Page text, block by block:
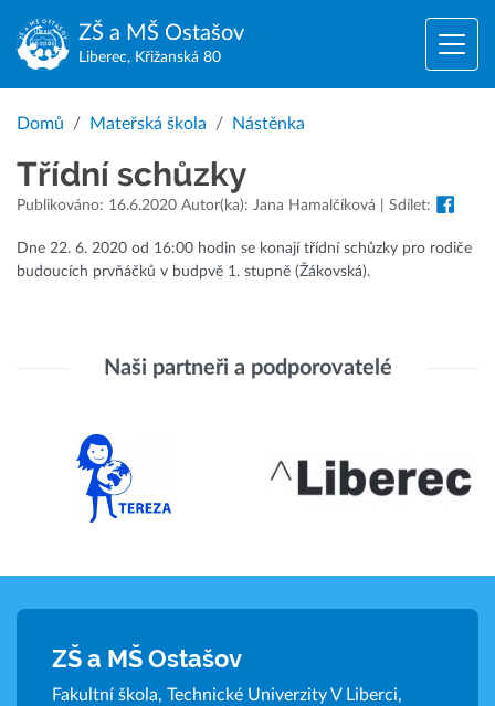
ZŠ a MŠ Ostašov
Liberec, Křižanská 80
Domů Mateřská škola Nástěnka
Třídní schůzky
Publikováno: 16.6.2020 Autor(ka): Jana Hamalčíková | Sdílet:
Dne 22. 6. 2020 od 16:00 hodin se konají třídní schůzky pro rodiče
budoucích prvňáčků v budpvě 1. stupně (Žákovská).
Naši partneři a podporovatelé
ZŠ a MŠ Ostašov
Fakultní škola, Technické Univerzity V Liberci,